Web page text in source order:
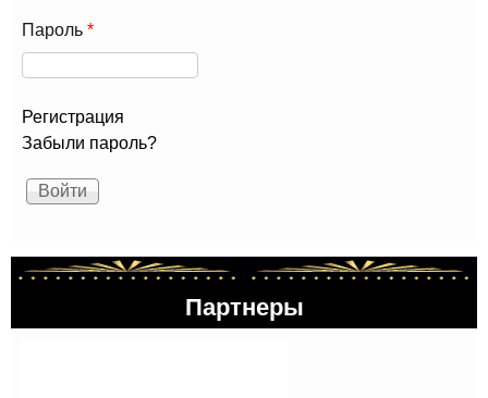
Пароль *
Регистрация
Забыли пароль?
Партнеры